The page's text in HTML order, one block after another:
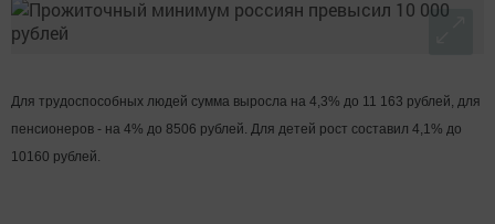
Для трудоспособных людей сумма выросла на 4,3% до 11 163 рублей, для
пенсионеров - на 4% до 8506 рублей. Для детей рост составил 4,1% до
10160 рублей.